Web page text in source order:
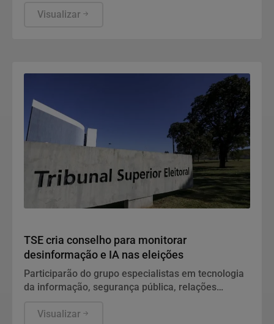
e não tem relação com a função no Exército.
Visualizar
TSE cria conselho para monitorar
desinformação e IA nas eleições
Participarão do grupo especialistas em tecnologia
da informação, segurança pública, relações
não foram escolhidos pelo TSE.
Visualizar